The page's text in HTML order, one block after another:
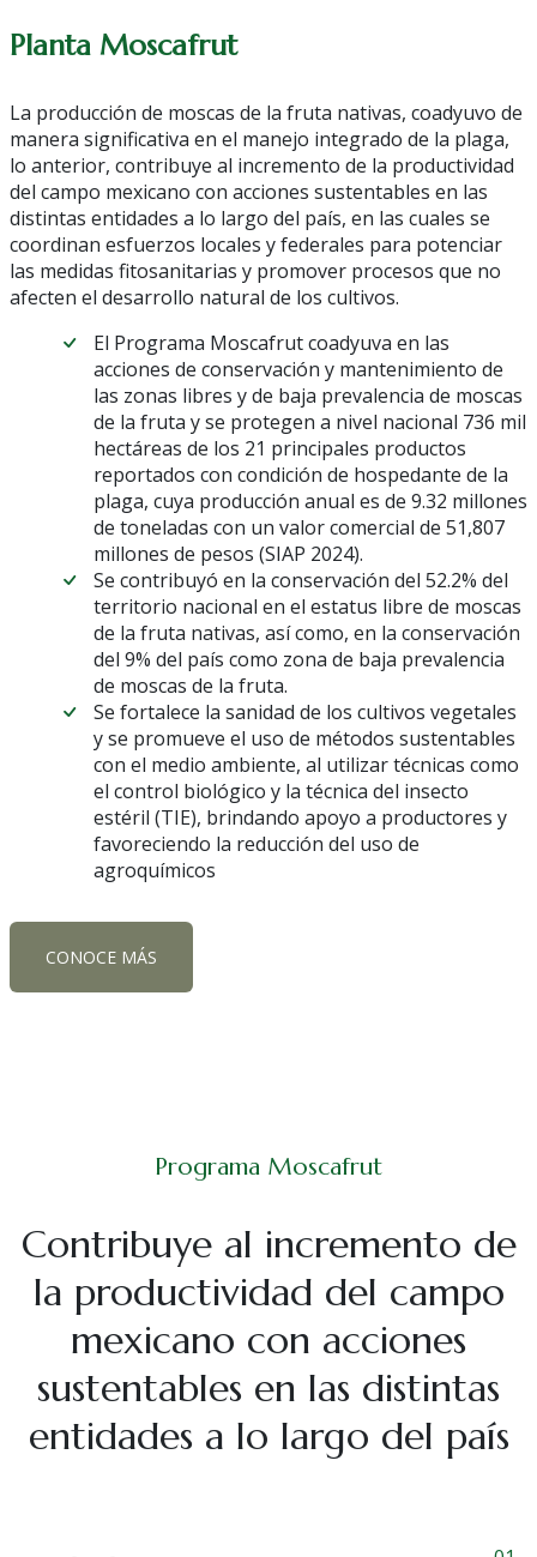
Planta Moscafrut
La producción de moscas de la fruta nativas, coadyuvo de
manera significativa en el manejo integrado de la plaga,
lo anterior, contribuye al incremento de la productividad
del campo mexicano con acciones sustentables en las
distintas entidades a lo largo del país, en las cuales se
coordinan esfuerzos locales y federales para potenciar
las medidas fitosanitarias y promover procesos que no
afecten el desarrollo natural de los cultivos.
El Programa Moscafrut coadyuva en las
acciones de conservación y mantenimiento de
las zonas libres y de baja prevalencia de moscas
de la fruta y se protegen a nivel nacional 736 mil
hectáreas de los 21 principales productos
reportados con condición de hospedante de la
plaga, cuya producción anual es de 9.32 millones
de toneladas con un valor comercial de 51,807
millones de pesos (SIAP 2024).
Se contribuyó en la conservación del 52.2% del
territorio nacional en el estatus libre de moscas
de la fruta nativas, así como, en la conservación
del 9% del país como zona de baja prevalencia
de moscas de la fruta.
Se fortalece la sanidad de los cultivos vegetales
y se promueve el uso de métodos sustentables
con el medio ambiente, al utilizar técnicas como
el control biológico y la técnica del insecto
estéril (TIE), brindando apoyo a productores y
favoreciendo la reducción del uso de
agroquímicos
CONOCE MÁS
Programa Moscafrut
Contribuye al incremento de
la productividad del campo
mexicano con acciones
sustentables en las distintas
entidades a lo largo del país